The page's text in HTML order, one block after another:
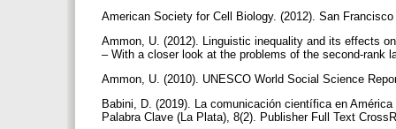
American Society for Cell Biology. (2012). San
Ammon, U. (2012). Linguistic inequality and its effects
– With a closer look at the problems of the second-rank
Ammon, U. (2010). UNESCO World Social Science
Babini, D. (2019). La comunicación científica en
Palabra Clave (La Plata), 8(2). Publisher Full Text